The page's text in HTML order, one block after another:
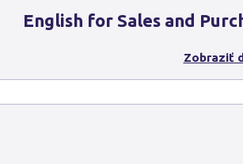
English for Sales and
Zobraziť